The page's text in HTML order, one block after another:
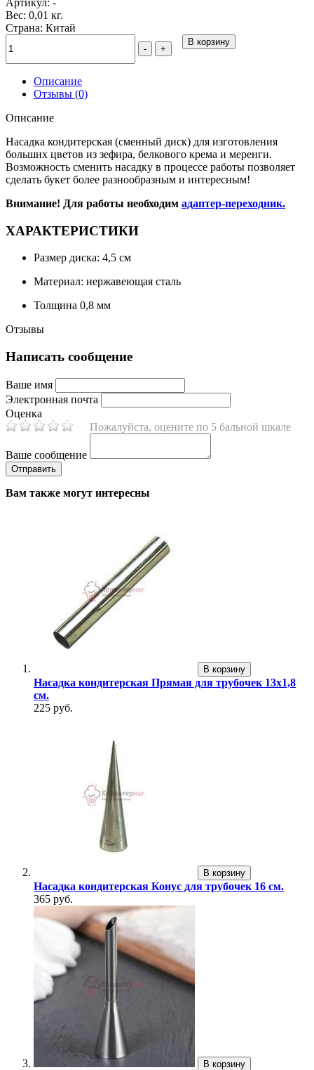
Вес: 0,01 кг.
Страна: Китай
- +
В корзину
Описание
Отзывы (0)
Описание
Насадка кондитерская (сменный диск) для изготовления
больших цветов из зефира, белкового крема и меренги.
Возможность сменить насадку в процессе работы позволяет
сделать букет более разнообразным и интересным!
Внимание! Для работы необходим адаптер-переходник.
ХАРАКТЕРИСТИКИ
Размер диска: 4,5 см
Материал: нержавеющая сталь
Толщина 0,8 мм
Отзывы
Написать сообщение
Ваше имя
Электронная почта
Оценка
Пожалуйста, оцените по 5 бальной шкале
Ваше сообщение
Вам также могут интересны
В корзину
Насадка кондитерская Прямая для трубочек 13х1,8
см.
225 руб.
В корзину
Насадка кондитерская Конус для трубочек 16 см.
365 руб.
В корзину